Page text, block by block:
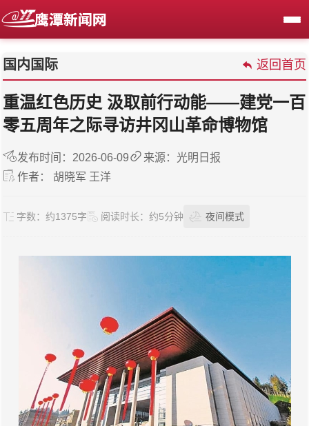
国内国际 返回首页
重温红色历史 汲取前行动能——建党一百
零五周年之际寻访井冈山革命博物馆
发布时间：2026-06-09
来源：光明日报
作者： 胡晓军 王洋
字数： 约1375字 阅读时长： 约5分钟 夜间模式